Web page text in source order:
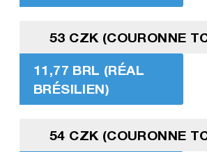
53 CZK (COURONNE
11,77 BRL (RÉAL
BRÉSILIEN)
54 CZK (COURONNE